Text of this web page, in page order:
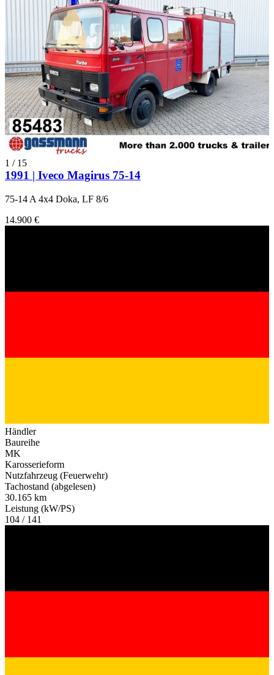
1 / 15
1991 | Iveco Magirus 75-14
75-14 A 4x4 Doka, LF 8/6
14.900 €
Händler
Baureihe
MK
Karosserieform
Nutzfahrzeug (Feuerwehr)
Tachostand (abgelesen)
30.165 km
Leistung (kW/PS)
104 / 141